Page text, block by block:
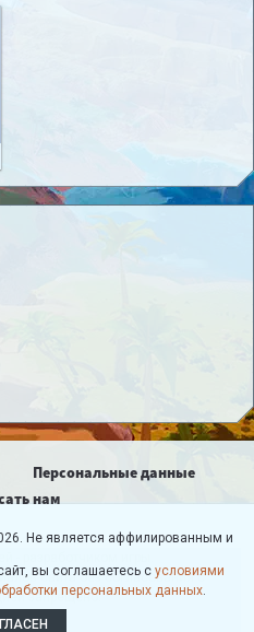
Персональные данные
нам
Не является аффилированным и
сайта без согласования с
запрещено.
вы соглашаетесь с условиями
персональных данных.